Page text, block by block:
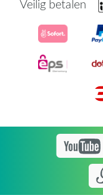
Veilig betalen